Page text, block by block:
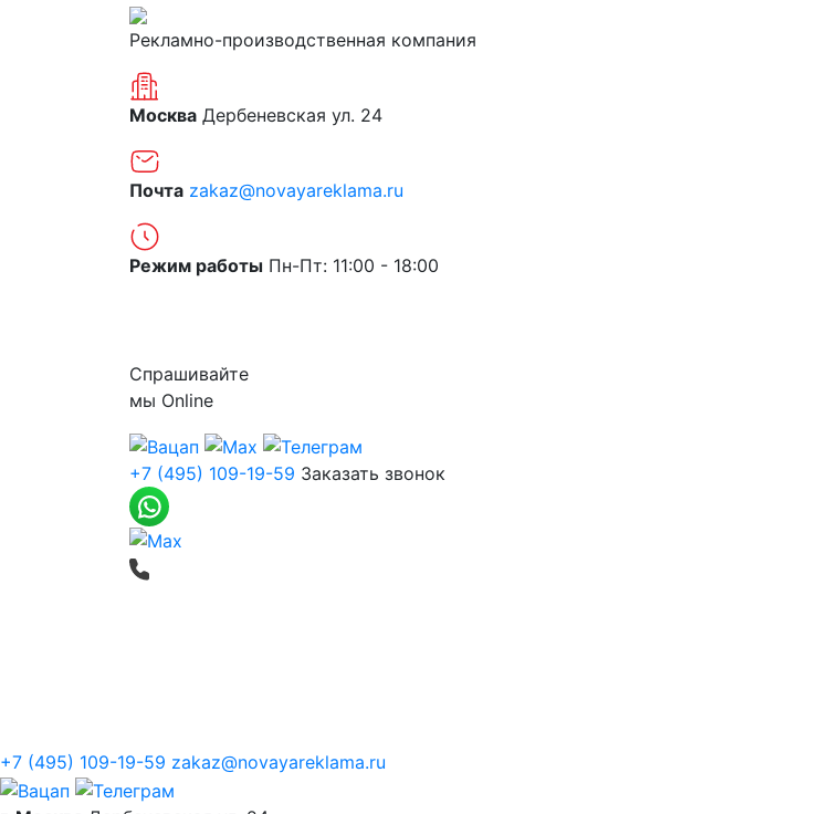
Рекламно-производственная компания
Москва Дербеневская ул. 24
Почта zakaz@novayareklama.ru
Режим работы Пн-Пт: 11:00 - 18:00
Спрашивайте
мы Online
+7 (495) 109-19-59 Заказать звонок
+7 (495) 109-19-59 zakaz@novayareklama.ru